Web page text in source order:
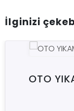
İlginizi